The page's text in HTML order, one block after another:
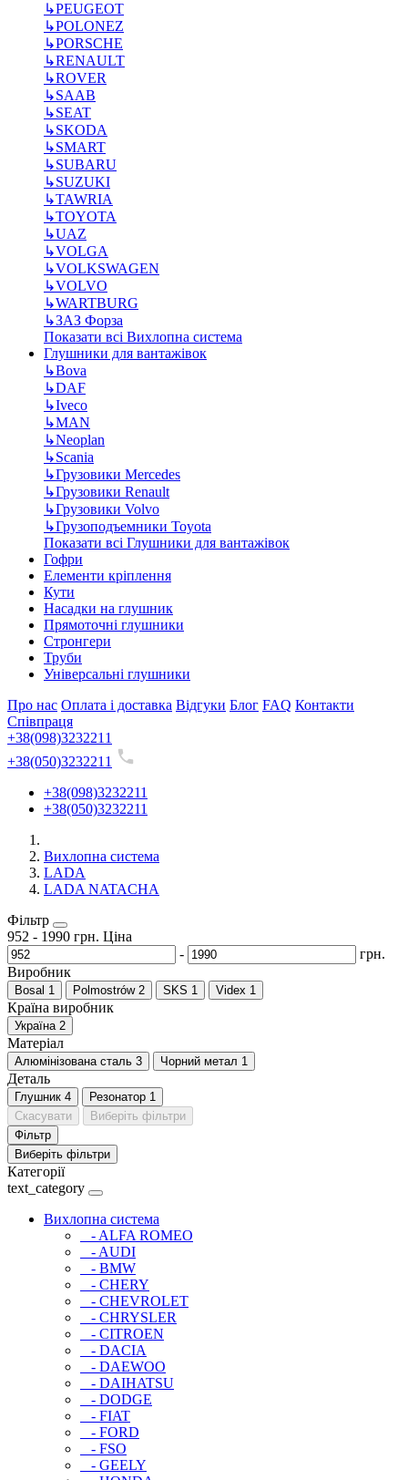
↳PEUGEOT
↳POLONEZ
↳PORSCHE
↳RENAULT
↳ROVER
↳SAAB
↳SEAT
↳SKODA
↳SMART
↳SUBARU
↳SUZUKI
↳TAWRIA
↳TOYOTA
↳UAZ
↳VOLGA
↳VOLKSWAGEN
↳VOLVO
↳WARTBURG
↳ЗАЗ Форза
Показати всі Вихлопна система
Глушники для вантажівок
↳Bova
↳DAF
↳Iveco
↳MAN
↳Neoplan
↳Scania
↳Грузовики Mercedes
↳Грузовики Renault
↳Грузовики Volvo
↳Грузоподъемники Toyota
Показати всі Глушники для вантажівок
Гофри
Елементи кріплення
Кути
Насадки на глушник
Прямоточні глушники
Стронгери
Труби
Універсальні глушники
Про нас Оплата і доставка Відгуки Блог FAQ Контакти
Співпраця
+38(098)3232211
+38(050)3232211
+38(098)3232211
+38(050)3232211
Вихлопна система
LADA
LADA NATACHA
Фільтр
952 - 1990 грн. Ціна
-
грн.
Виробник
Bosal 1 Polmostrów 2 SKS 1 Videx 1
Країна виробник
Україна 2
Матеріал
Алюмінізована сталь 3 Чорний метал 1
Деталь
Глушник 4 Резонатор 1
Скасувати
Виберіть фільтри
Фільтр
Виберіть фільтри
Категорії
text_category
Вихлопна система
- ALFA ROMEO
- AUDI
- BMW
- CHERY
- CHEVROLET
- CHRYSLER
- CITROEN
- DACIA
- DAEWOO
- DAIHATSU
- DODGE
- FIAT
- FORD
- FSO
- GEELY